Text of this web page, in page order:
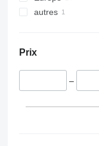
Allemagne
Lettonie
autres
Prix
–